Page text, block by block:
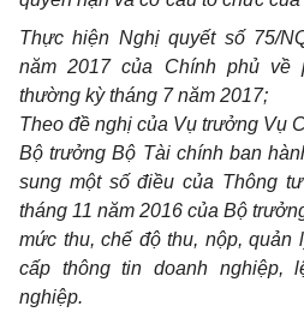
Thực hiện Nghị quyết số 75/
năm 2017 của Chính phủ về
thường kỳ tháng 7 năm 2017;
Theo đề nghị của Vụ trưởng Vụ
Bộ trưởng Bộ Tài chính ban
sung một số điều của Thông
tháng 11 năm 2016 của Bộ
mức thu, chế độ thu, nộp, quản
cấp thông tin doanh nghiệp,
nghiệp.